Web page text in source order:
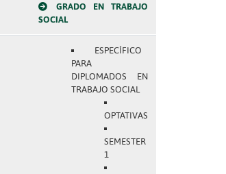
GRADO EN TRABAJO
SOCIAL
ESPECÍFICO
PARA
DIPLOMADOS EN
TRABAJO SOCIAL
OPTATIVAS
SEMESTER
1